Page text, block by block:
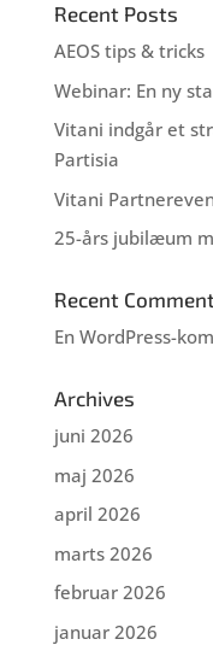
Recent Posts
AEOS tips & tricks
Webinar: En ny
Vitani indgår et
Partisia
Vitani
25-års jubilæum
Recent
En WordPress-
Archives
juni 2026
maj 2026
april 2026
marts 2026
februar 2026
januar 2026